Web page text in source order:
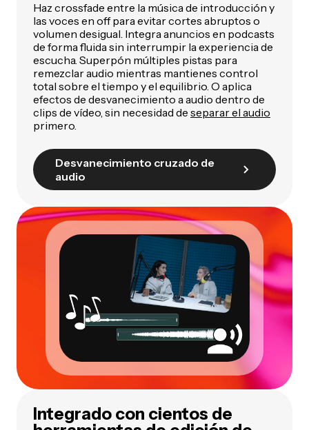
Haz crossfade entre la música de introducción y
las voces en off para evitar cortes abruptos o
volumen desigual. Integra anuncios en podcasts
de forma fluida sin interrumpir la experiencia de
escucha. Superpón múltiples pistas para
remezclar audio mientras mantienes control
total sobre el tiempo y el equilibrio. O aplica
efectos de desvanecimiento a audio dentro de
clips de vídeo, sin necesidad de separar el audio
primero.
Desvanecimiento cruzado de
audio
Integrado con cientos de